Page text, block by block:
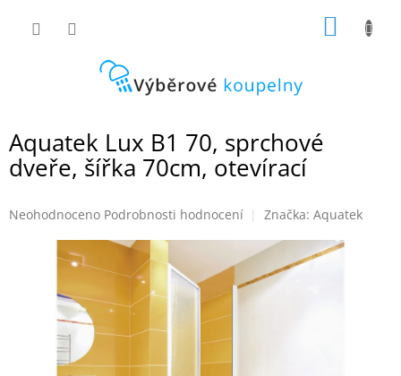
Aquatek Lux B1 70, sprchové
dveře, šířka 70cm, otevírací
Průměrné
hvězdiček.
Neohodnoceno Podrobnosti hodnocení Značka: Aquatek